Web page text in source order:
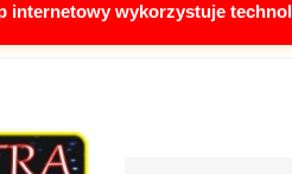
biuro@extramodel.pl
internetowy wykorzystuje